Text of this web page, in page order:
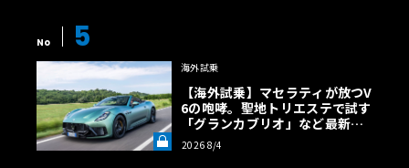
No 5
海外試乗
【海外試乗】マセラティが放つV
6の咆哮。聖地トリエステで試す
「グランカブリオ」など最新ト
ロフェオ3台の官能評価《LE VO
LANT LAB》
2026 8/4